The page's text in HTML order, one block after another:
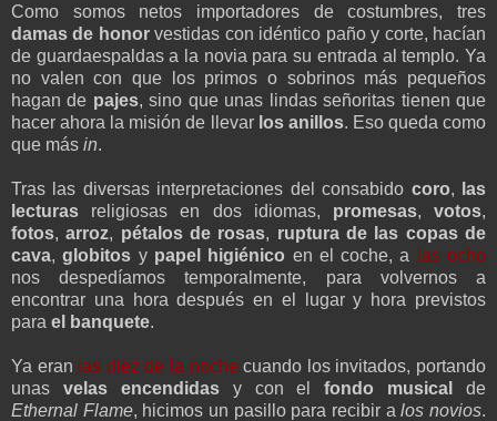
Como somos netos importadores de costumbres, tres
damas de honorvestidas con idéntico paño y corte, hacían
de guardaespaldas a la novia para su entrada al templo. Ya
no valen con que los primos o sobrinos más pequeños
hagan de pajes, sino que unas lindas señoritas tienen que
hacer ahora la misión de llevar los anillos. Eso queda como
que más in.
Tras las diversas interpretaciones del consabido coro,
las
lecturas religiosas en dos idiomas, promesas,votos,
fotos,arroz, pétalos de rosas, ruptura de las copas de
cava,globitos y papel higiénico en el coche, a
las ocho
nos despedíamos temporalmente, para volvernos a
encontrar una hora después en el lugar y hora previstos
para el banquete.
Ya eran las diez de la noche cuando los invitados, portando
unas velas encendidasy con elfondo musical
de
Ethernal Flame, hicimos un pasillo para recibir alos novios.